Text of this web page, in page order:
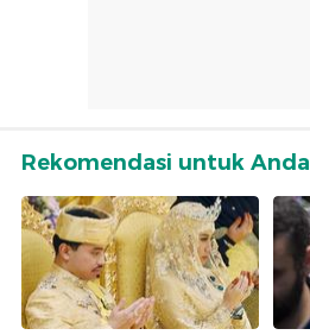
Rekomendasi untuk Anda